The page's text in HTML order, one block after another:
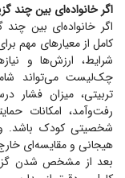
اگر خانواده‌ای بین چند
اگر خانواده‌ای بین
کامل از معیار‌های مهم
شرایط، ارزش‌ها و
چک‌لیست می‌تواند
تربیتی، میزان فشار
رفت‌وآمد، امکانات
شخصیتی کودک باشد.
هیجانی و مقایسه‌ای
بعد از مشخص شدن